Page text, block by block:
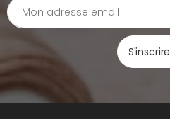
S'inscrire